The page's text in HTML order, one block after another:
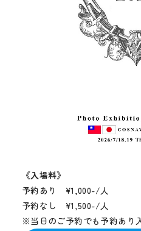
《入場料》
予約あり ¥1,000-/人
予約なし ¥1,500-/人
※当日のご予約でも予約あり